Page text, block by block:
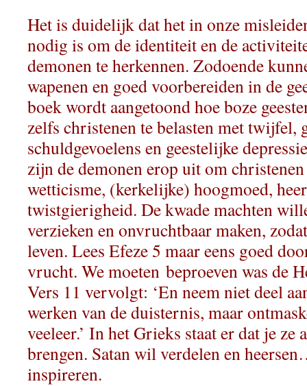
Het is duidelijk dat het in onze
nodig is om de identiteit en de
demonen te herkennen. Zodoende
wapenen en goed voorbereiden in de
boek wordt aangetoond hoe boze
zelfs christenen te belasten met twijfel,
schuldgevoelens en geestelijke
zijn de demonen erop uit om
wetticisme, (kerkelijke) hoogmoed,
twistgierigheid. De kwade machten
verzieken en onvruchtbaar maken,
leven. Lees Efeze 5 maar eens goed
vrucht. We moeten beproeven was de
Vers 11 vervolgt: ‘En neem niet deel
werken van de duisternis, maar
veeleer.’ In het Grieks staat er dat je ze
brengen. Satan wil verdelen en
inspireren.